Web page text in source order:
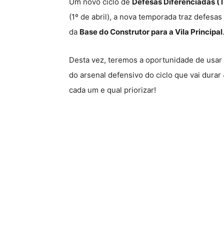
(1º de abril), a nova temporada traz
da Base do Construtor para a Vila Principal.
Desta vez, teremos a oportunidade de usar
do arsenal defensivo do ciclo que vai
cada um e qual priorizar!